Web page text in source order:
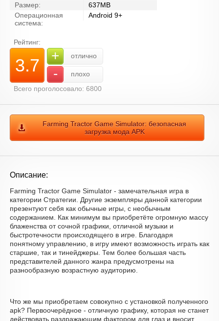
Размер:
637MB
Операционная
система:
Android 9+
Рейтинг:
3.7 + отлично
-
плохо
Всего проголосовало: 6800
Farming Tractor Game Simulator: безопасная
загрузка мода APK
Описание:
Farming Tractor Game Simulator - замечательная игра в
категории Стратегии. Другие экземпляры данной категории
презентуют себя как обычные игры, с необычным
содержанием. Как минимум вы приобретёте огромную массу
блаженства от сочной графики, отличной музыки и
быстротечности происходящего в игре. Благодаря
понятному управлению, в игру имеют возможность играть как
старшие, так и тинейджеры. Тем более большая часть
представителей данного жанра предусмотрены на
разнообразную возрастную аудиторию.
Что же мы приобретаем совокупно с установкой полученного
apk? Первоочерёдное - отличную графику, которая не станет
действовать раздражающим фактором для глаз и вносит